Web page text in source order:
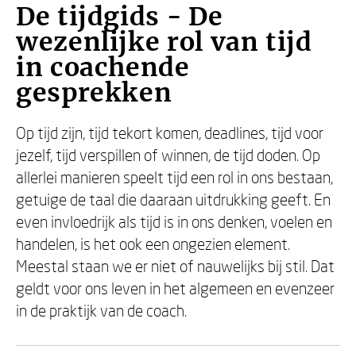
De tijdgids - De
wezenlijke rol van tijd
in coachende
gesprekken
Op tijd zijn, tijd tekort komen, deadlines, tijd voor
jezelf, tijd verspillen of winnen, de tijd doden. Op
allerlei manieren speelt tijd een rol in ons bestaan,
getuige de taal die daaraan uitdrukking geeft. En
even invloedrijk als tijd is in ons denken, voelen en
handelen, is het ook een ongezien element.
Meestal staan we er niet of nauwelijks bij stil. Dat
geldt voor ons leven in het algemeen en evenzeer
in de praktijk van de coach.